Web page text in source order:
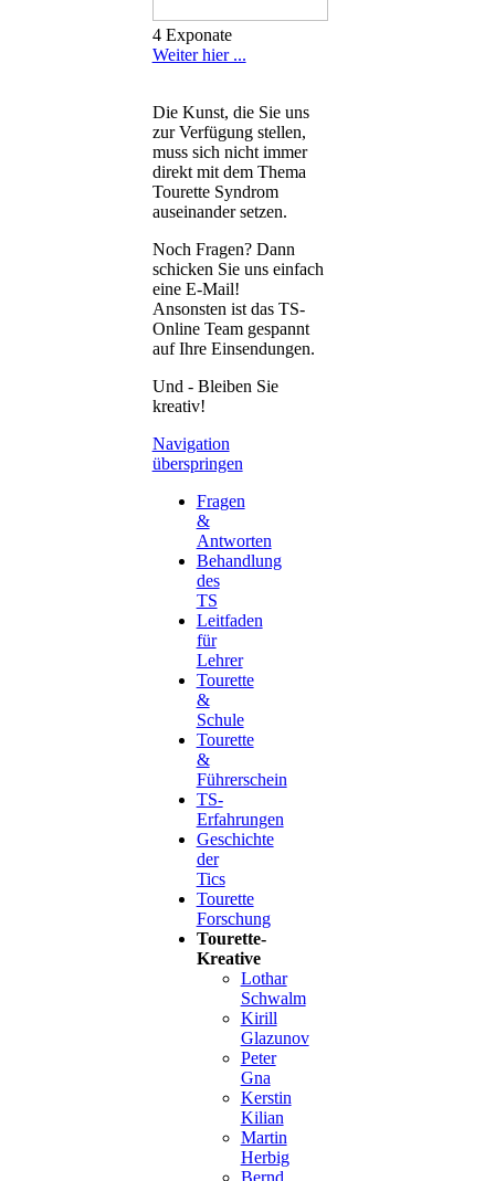
4 Exponate
Weiter hier ...
Die Kunst, die Sie uns
zur Verfügung stellen,
muss sich nicht immer
direkt mit dem Thema
Tourette Syndrom
auseinander setzen.
Noch Fragen? Dann
schicken Sie uns einfach
eine E-Mail!
Ansonsten ist das TS-
Online Team gespannt
auf Ihre Einsendungen.
Und - Bleiben Sie
kreativ!
Navigation
überspringen
Fragen
&
Antworten
Behandlung
des
TS
Leitfaden
für
Lehrer
Tourette
&
Schule
Tourette
&
Führerschein
TS-
Erfahrungen
Geschichte
der
Tics
Tourette
Forschung
Tourette-
Kreative
Lothar
Schwalm
Kirill
Glazunov
Peter
Gna
Kerstin
Kilian
Martin
Herbig